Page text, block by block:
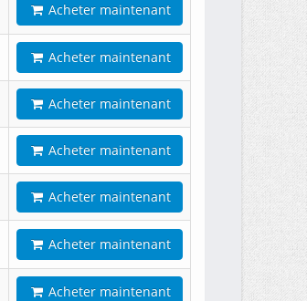
Acheter maintenant
Acheter maintenant
Acheter maintenant
Acheter maintenant
Acheter maintenant
Acheter maintenant
Acheter maintenant